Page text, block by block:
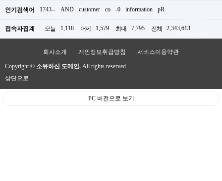
인기검색어 1743-- AND customer co -0 information pR
접속자집계 오늘 1,118 어제 1,579 최대 7,795 전체 2,343,613
회사소개 개인정보취급방침 서비스이용약관
Copyright © 소유하신 도메인. All rights reserved.
상단으로
PC 버전으로 보기